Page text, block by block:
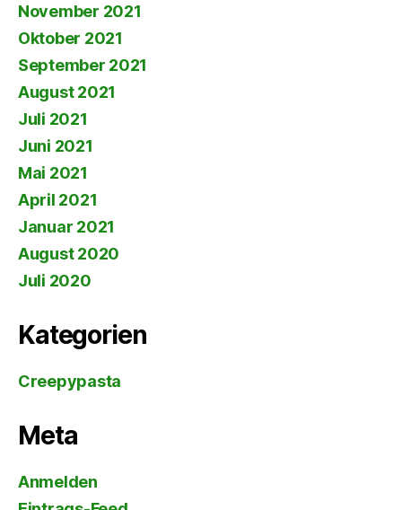
November 2021
Oktober 2021
September 2021
August 2021
Juli 2021
Juni 2021
Mai 2021
April 2021
Januar 2021
August 2020
Juli 2020
Kategorien
Creepypasta
Meta
Anmelden